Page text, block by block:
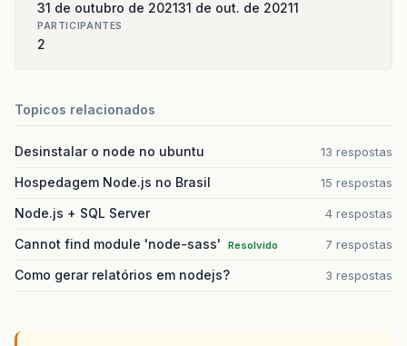
31 de outubro de 202131 de out. de 20211
PARTICIPANTES
2
Topicos relacionados
Desinstalar o node no ubuntu 13 respostas
Hospedagem Node.js no Brasil 15 respostas
Node.js + SQL Server 4 respostas
Cannot find module 'node-sass' Resolvido 7 respostas
Como gerar relatórios em nodejs? 3 respostas